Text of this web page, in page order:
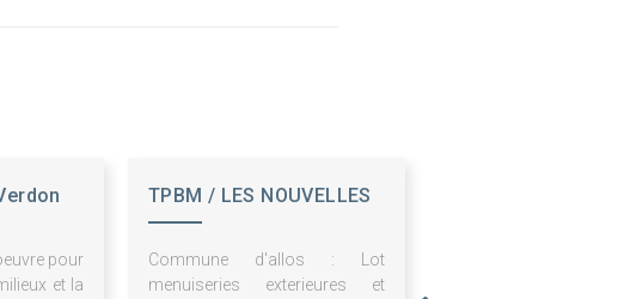
pour
et la
TPBM / LES NOUVELLES
Commune d'allos : Lot
menuiseries exterieures et